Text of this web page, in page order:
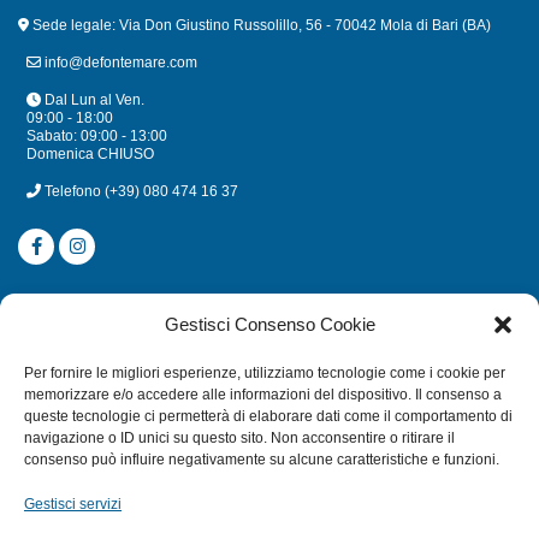
Gestisci Consenso Cookie
Per fornire le migliori esperienze, utilizziamo tecnologie come i cookie per
memorizzare e/o accedere alle informazioni del dispositivo. Il consenso a
queste tecnologie ci permetterà di elaborare dati come il comportamento di
navigazione o ID unici su questo sito. Non acconsentire o ritirare il
consenso può influire negativamente su alcune caratteristiche e funzioni.
Gestisci servizi
Sede legale: Via Don Giustino Russolillo, 56 - 70042 Mola di Bari (BA)
info@defontemare.com
Dal Lun al Ven.
09:00 - 18:00
Sabato: 09:00 - 13:00
Domenica CHIUSO
Telefono (+39) 080 474 16 37
CATEGORIE
MULINELLI
CANNE
ACCESSORI NAUTICI
ACCESSORI PESCA